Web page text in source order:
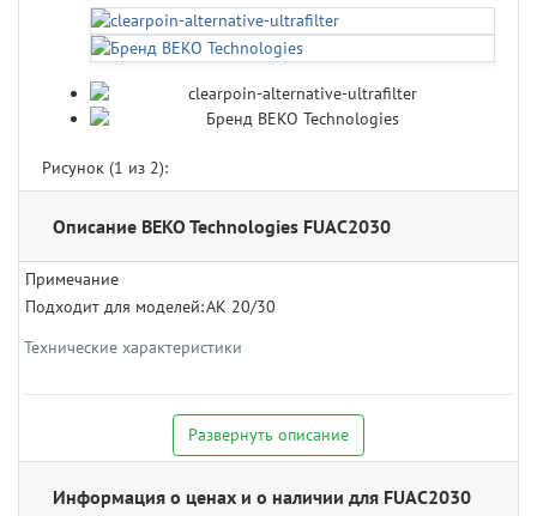
Рисунок (1 из 2):
Описание BEKO Technologies FUAC2030
Технические характеристики
Примечание
Подходит для моделей:AK 20/30
Развернуть описание
Информация о ценах и о наличии для FUAC2030